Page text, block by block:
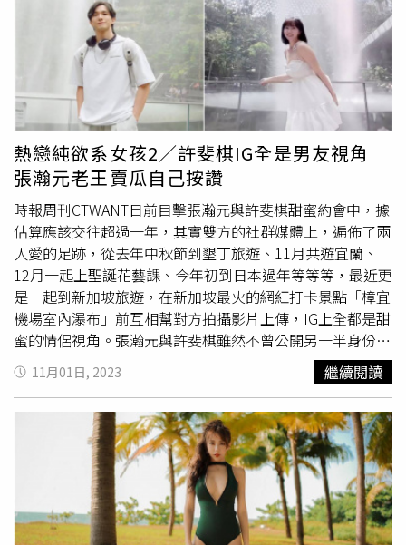
人何妤玟都讚賞心悅目，還提出條件，只要李子森達成就自
掏腰包加碼3000元給他們當約會基金。林依晨與鄭元暢過
去合作《惡作劇之吻》，好感情延伸到戲外，成為粉絲心目
中經典的「惡吻CP」。2014年林依晨宣布嫁給圈外男友林
于超，鄭元暢因有事無法出席訂婚宴，託導演瞿友寧替他送
上象徵「一生一世」的13萬1400元紅包大禮；即便林依晨
結婚，2016年2人同台參加大陸實境秀《非凡搭檔》，依舊
引發話題。這麼多年來兩人也保持著好友誼。胡宇威、陳庭
妮2012年起一連合作《真愛趁現在》、《真愛黑白配》2檔
偶像劇，成為超人氣螢幕情侶，而這段姻緣也從戲裡延續到
戲外，當年2人就曾被目擊溫馨接送情、在大街上演擁抱戲
碼，被懷疑假戲真做，卻始終不認戀情。直到2022年1月，
2人無預警在IG曬出甜蜜貼臉鑽戒照，證實認愛並宣布求婚
成功，並於隔年7月登記結婚，是戲裡愛到戲外CP成真的夫
妻檔之一。
熱戀純欲系女孩2／許斐棋IG全是男友視角
張瀚元老王賣瓜自己按讚
時報周刊CTWANT日前目擊張瀚元與許斐棋甜蜜約會中，據
估算應該交往超過一年，其實雙方的社群媒體上，遍佈了兩
人愛的足跡，從去年中秋節到墾丁旅遊、11月共遊宜蘭、
12月一起上聖誕花藝課、今年初到日本過年等等等，最近更
是一起到新加坡旅遊，在新加坡最火的網紅打卡景點「樟宜
機場室內瀑布」前互相幫對方拍攝影片上傳，IG上全都是甜
蜜的情侶視角。張瀚元與許斐棋雖然不曾公開另一半身份，
也不曾公開表明死會，但從IG上，可以發現兩人愛得十分甜
蜜，且不斷到處旅遊，這一年來每篇旅遊文，幾乎都是小倆
口同行，可在雙方IG文輕鬆發現類似的場景視角，不難看出
兩人對這段戀情態度很大方，根本沒有要藏。從去年中秋節
就可發現他們社群上出現情侶視角，或是同個場景拍攝的照
片。（圖／翻攝張瀚元、許斐棋IG）張瀚元去年聖誕節帶許
斐棋跟陳如山、蔡尚樺做聖誕花藝，情侶檔還刻意不站在一
起。（圖／翻攝IG）像是去年中秋節，張瀚元忍不住發文放
閃，文中以男孩女孩符號對話，透露他帶女生去墾丁玩，並
11月01日, 2023 繼續閱讀